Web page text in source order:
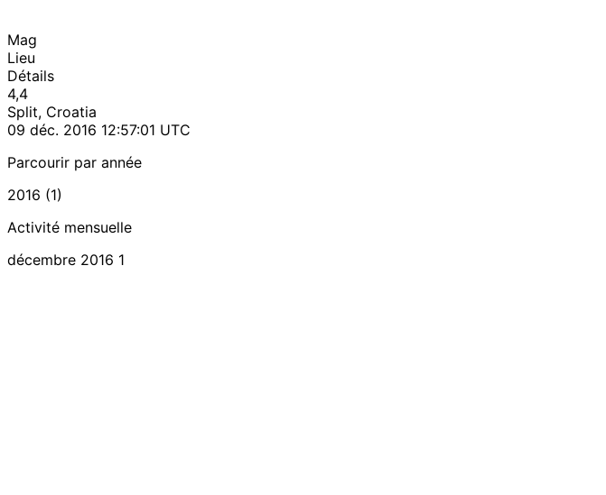
Mag
Lieu
Détails
4,4
Split, Croatia
09 déc. 2016 12:57:01 UTC
Parcourir par année
2016 (1)
Activité mensuelle
décembre 2016 1